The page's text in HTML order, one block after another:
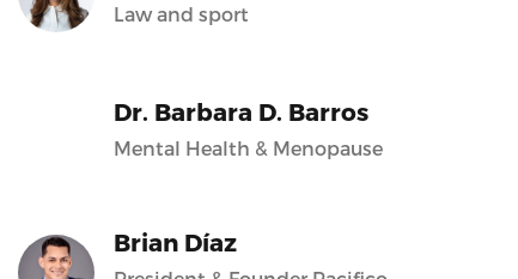
Law and sport
Dr. Barbara D. Barros
Mental Health & Menopause
Brian Díaz